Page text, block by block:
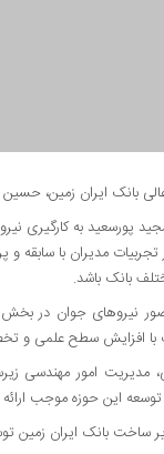
بانک ایران زمین،
پورسعید به
مدیران با سابقه
بانک باشد.
جوان در بخش
افزایش سطح علمی و
مدیریت امور
این حوزه موجب
ساخت بانک ایران